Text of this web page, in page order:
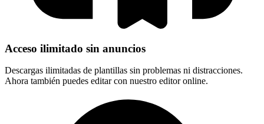
Acceso ilimitado sin anuncios
Descargas ilimitadas de plantillas sin problemas ni distracciones.
Ahora también puedes editar con nuestro editor online.